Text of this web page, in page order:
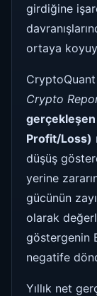
girdiğine
ortaya
CryptoQuant
Crypto
Profit/Loss)
düşüş
yerine
gücünün
olarak
göstergenin
negatife
Yıllık net